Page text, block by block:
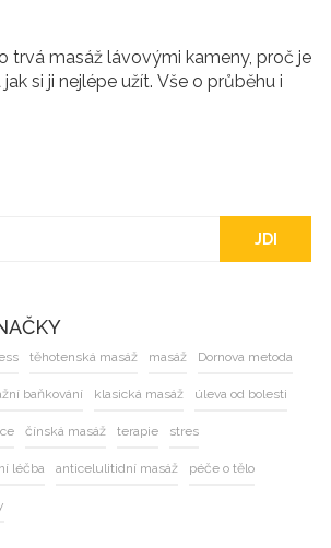
trvá masáž lávovými kameny, proč je
si ji nejlépe užít. Vše o průběhu i
JDI
těhotenská masáž masáž Dornova metoda
baňkování klasická masáž úleva od bolesti
čínská masáž terapie stres
léčba anticelulitidní masáž péče o tělo